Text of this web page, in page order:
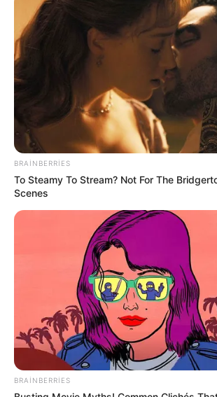
10:35 / 06 Avqust 2026
Pensiya alanlara ŞAD xəbər -
açıqlandı
137
10:32 / 06 Avqust 2026
Azərbaycanda faciə:Ərlə
tapıldı
253
BRAINBERRIES
To Steamy To Stream? Not For The
Scenes
BRAINBERRIES